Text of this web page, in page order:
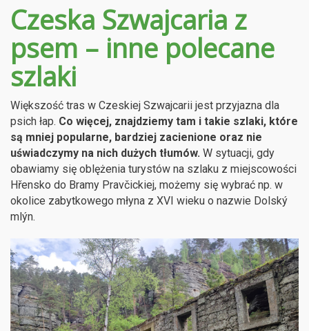
Czeska Szwajcaria z
psem – inne polecane
szlaki
Większość tras w Czeskiej Szwajcarii jest przyjazna dla
psich łap. Co więcej, znajdziemy tam i takie szlaki, które
są mniej popularne, bardziej zacienione oraz nie
uświadczymy na nich dużych tłumów. W sytuacji, gdy
obawiamy się oblężenia turystów na szlaku z miejscowości
Hřensko do Bramy Pravčickiej, możemy się wybrać np. w
okolice zabytkowego młyna z XVI wieku o nazwie Dolský
mlýn.